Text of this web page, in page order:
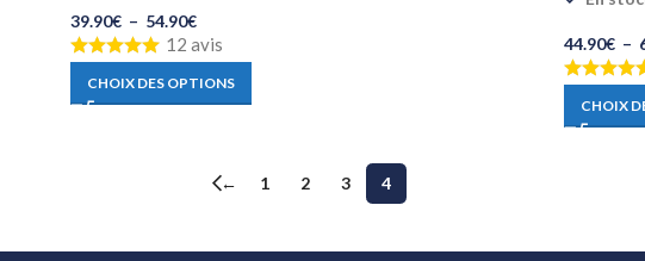
39.90€ – 54.90€
12 avis
CHOIX DES OPTIONS
44.90€ –
CHOIX
← 1 2 3 4